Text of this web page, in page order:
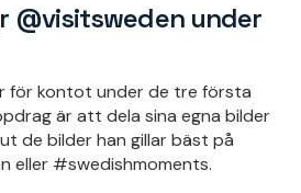
@visitsweden under
för kontot under de tre första
är att dela sina egna bilder
de bilder han gillar bäst på
eller #swedishmoments.